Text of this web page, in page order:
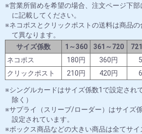
営業所留めを希望の場合、注文ページ下部
に記載してください。
ネコポスとクリックポストの送料は商品
て異なります。
サイズ係数
1～360 361～720
ネコポス
180円 360円
クリックポスト
210円 420円
シングルカードはサイズ係数1で設定され
除く）
サプライ（スリーブ/ローダー）はサイズ
設定されています。
ボックス商品などの大きい商品は全てサ